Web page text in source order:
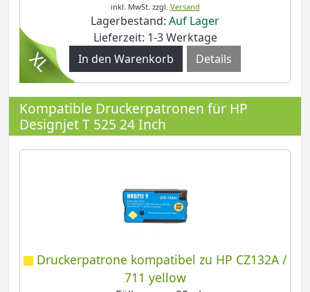
inkl. MwSt. zzgl. Versand
Lagerbestand: Auf Lager
Lieferzeit: 1-3 Werktage
Details
Kompatible Druckerpatronen für HP
Designjet T 525 24 Inch
Druckerpatrone kompatibel zu HP CZ132A /
711 yellow